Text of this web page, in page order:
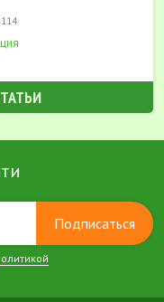
Подписаться